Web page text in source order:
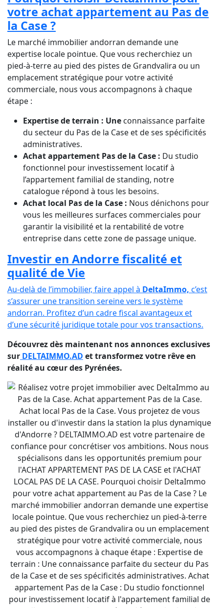
votre achat appartement au Pas de
la Case ?
Le marché immobilier andorran demande une
expertise locale pointue. Que vous recherchiez un
pied-à-terre au pied des pistes de Grandvalira ou un
emplacement stratégique pour votre activité
commerciale, nous vous accompagnons à chaque
étape :
Expertise de terrain : Une connaissance parfaite
du secteur du Pas de la Case et de ses spécificités
administratives.
Achat appartement Pas de la Case : Du studio
fonctionnel pour investissement locatif à
l’appartement familial de standing, notre
catalogue répond à tous les besoins.
Achat local Pas de la Case : Nous dénichons pour
vous les meilleures surfaces commerciales pour
garantir la visibilité et la rentabilité de votre
entreprise dans cette zone de passage unique.
Investir en Andorre fiscalité et
qualité de Vie
Au-delà de l’immobilier, faire appel à DeltaImmo, c’est
s’assurer une transition sereine vers le système
andorran. Profitez d’un cadre fiscal avantageux et
d’une sécurité juridique totale pour vos transactions.
Découvrez dès maintenant nos annonces exclusives
sur DELTAIMMO.AD et transformez votre rêve en
réalité au cœur des Pyrénées.